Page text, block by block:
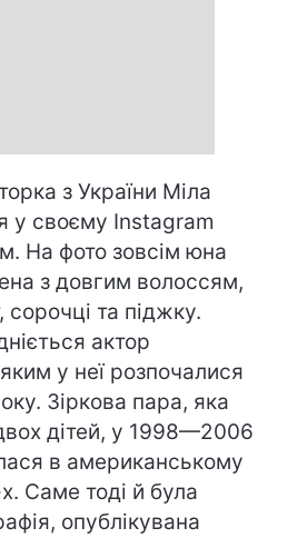
з України Міла
у своєму Instagram
На фото зовсім юна
з довгим волоссям,
сорочці та піджку.
актор
у неї розпочалися
Зіркова пара, яка
дітей, у 1998—2006
в американському
Саме тоді й була
опублікувана